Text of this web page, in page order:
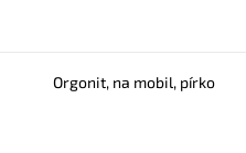
Orgonit, na mobil, pírko